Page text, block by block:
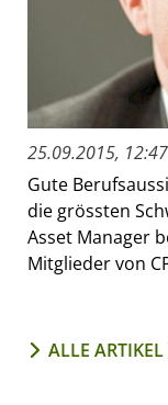
25.09.2015,
Gute
die grössten
Asset Manager
Mitglieder von
ALLE